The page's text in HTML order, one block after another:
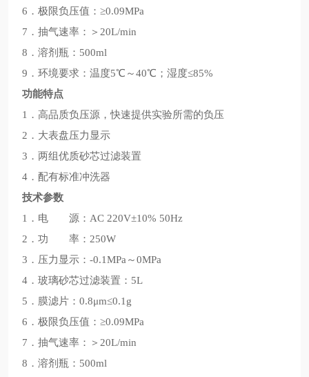
6．极限负压值：≥0.09MPa
7．抽气速率：＞20L/min
8．溶剂瓶：500ml
9．环境要求：温度5℃～40℃；湿度≤85%
功能特点
1．高品质负压源，快速提供实验所需的负压
2．大表盘压力显示
3．两组优质砂芯过滤装置
4．配有标准冲洗器
技术参数
1．电 源：AC 220V±10% 50Hz
2．功 率：250W
3．压力显示：-0.1MPa～0MPa
4．玻璃砂芯过滤装置：5L
5．膜滤片：0.8μm≤0.1g
6．极限负压值：≥0.09MPa
7．抽气速率：＞20L/min
8．溶剂瓶：500ml